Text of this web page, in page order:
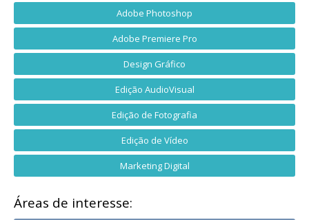
Adobe Photoshop
Adobe Premiere Pro
Design Gráfico
Edição AudioVisual
Edição de Fotografia
Edição de Vídeo
Marketing Digital
Áreas de interesse: